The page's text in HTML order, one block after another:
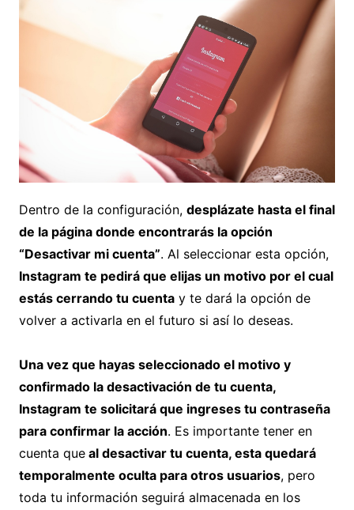
Dentro de la configuración, desplázate hasta el final
de la página donde encontrarás la opción
“Desactivar mi cuenta”. Al seleccionar esta opción,
Instagram te pedirá que elijas un motivo por el cual
estás cerrando tu cuentay te dará la opción de
volver a activarla en el futuro si así lo deseas.
Una vez que hayas seleccionado el motivo y
confirmado la desactivación de tu cuenta,
Instagram te solicitará que ingreses tu contraseña
para confirmar la acción. Es importante tener en
cuenta queal desactivar tu cuenta, esta quedará
temporalmente oculta para otros usuarios, pero
toda tu información seguirá almacenada en los